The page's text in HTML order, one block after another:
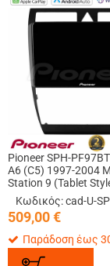
Pioneer SPH-
A6 (C5) 1997-2004
Station 9 (Tablet
Carplay &amp;
Κωδικός: cad-U-
509,00€
Παράδοση έως